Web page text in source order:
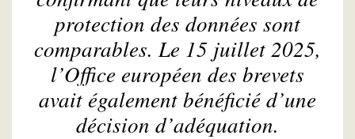
protection des données sont
comparables. Le 15 juillet 2025,
l’Office européen des brevets
avait également bénéficié d’une
décision d’adéquation.